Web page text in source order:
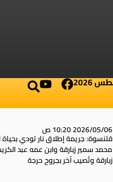
2026/05/06 10:20 ص
قلنسوة: جريمة إطلاق نار تودي بحياة
محمد سمير زبارقة وابن عمه عبد
زبارقة وتُصيب آخر بجروح حرجة